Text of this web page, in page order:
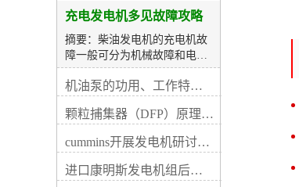
应按先易后难、先外后内的方
灭，或时亮时灭充电指示灯点
亮详细是由于充电指示灯两端
发生压差，因而可能的原由是
输出电压低，以及线路接触不
好等。详细原由包括：5、调
节器用途不佳，晶体管元件电
流表读数若随速度变化，说明
柴油发电机的充电机无损坏，
若无变化则应依次查看其充电
充电发电机多见故障攻略
摘要：柴油发电机的充电机故
障一般可分为机械故障和电路
损坏两类。机械故障主妥是运
动件磨耗、紧固件松动等，这
电路故障具体是充电机内部器
件及内部电路断路、短路、搭
铁或接触不良等，这些损坏通
常可用数字式万用表检验解
除。柴油发电机每运行一定期
机油泵的功用、工作特征、原理及亮点
颗粒捕集器（DFP）原理、好处及试验
cummins开展发电机研讨会培训(IACET)认证工作
进口康明斯发电机组后期维修成本